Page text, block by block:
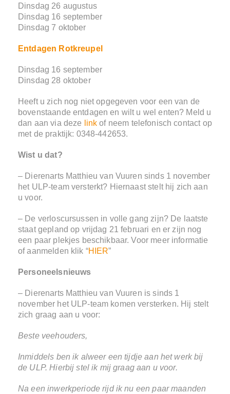
Dinsdag 26 augustus
Dinsdag 16 september
Dinsdag 7 oktober
Entdagen Rotkreupel
Dinsdag 16 september
Dinsdag 28 oktober
Heeft u zich nog niet opgegeven voor een van de
bovenstaande entdagen en wilt u wel enten? Meld u
dan aan via deze
link of neem telefonisch contact op
met de praktijk: 0348-442653.
Wist u dat?
– Dierenarts Matthieu van Vuuren sinds 1 november
het ULP-team versterkt? Hiernaast stelt hij zich aan
u voor.
– De verloscursussen in volle gang zijn? De laatste
staat gepland op vrijdag 21 februari en er zijn nog
een paar plekjes beschikbaar. Voor meer informatie
of aanmelden klik “HIER”
Personeelsnieuws
– Dierenarts Matthieu van Vuuren is sinds 1
november het ULP-team komen versterken. Hij stelt
zich graag aan u voor:
Beste veehouders,
Inmiddels ben ik alweer een tijdje aan het werk bij
de ULP. Hierbij stel ik mij graag aan u voor.
Na een inwerkperiode rijd ik nu een paar maanden